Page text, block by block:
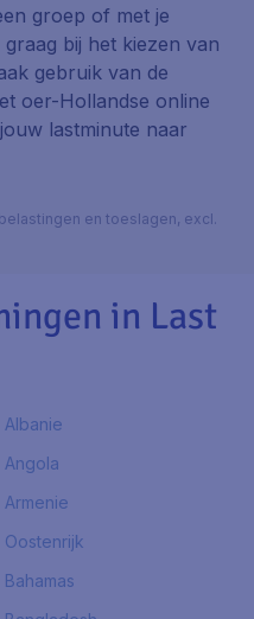
groep of met je
bij het kiezen van
gebruik van de
oer-Hollandse online
lastminute naar
en toeslagen, excl.
in Last
Albanie
Angola
Armenie
Oostenrijk
Bahamas